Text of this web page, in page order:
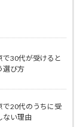
で30代が受けると
選び方
で20代のうちに受
ない理由